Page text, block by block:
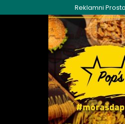
to
Reklamni